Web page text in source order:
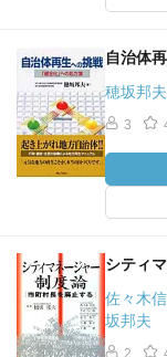
自治体
穂坂邦夫
3
シティ
佐々木
坂邦夫
2